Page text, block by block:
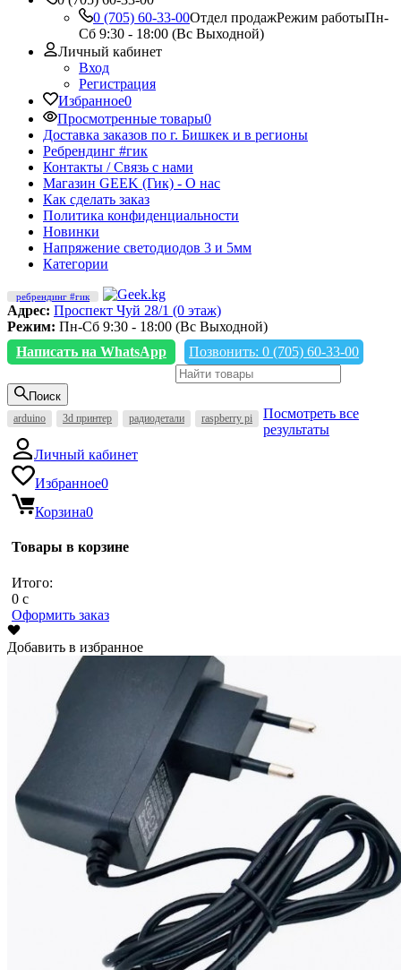
0 (705) 60-33-00Отдел продажРежим работыПн-
Сб 9:30 - 18:00 (Вс Выходной)
Личный кабинет
Вход
Регистрация
Избранное0
Просмотренные товары0
Доставка заказов по г. Бишкек и в регионы
Ребрендинг #гик
Контакты / Связь с нами
Магазин GEEK (Гик) - О нас
Как сделать заказ
Политика конфиденциальности
Новинки
Напряжение светодиодов 3 и 5мм
Категории
ребрендинг #гик
Адрес: Проспект Чуй 28/1 (0 этаж)
Режим: Пн-Сб 9:30 - 18:00 (Вс Выходной)
Написать на WhatsApp
Позвонить: 0 (705) 60-33-00
Поиск
arduino 3d принтер радиодетали raspberry pi
Посмотреть все
результаты
Личный кабинет
Избранное0
Корзина0
Товары в корзине
Итого:
0 c
Оформить заказ
Добавить в избранное